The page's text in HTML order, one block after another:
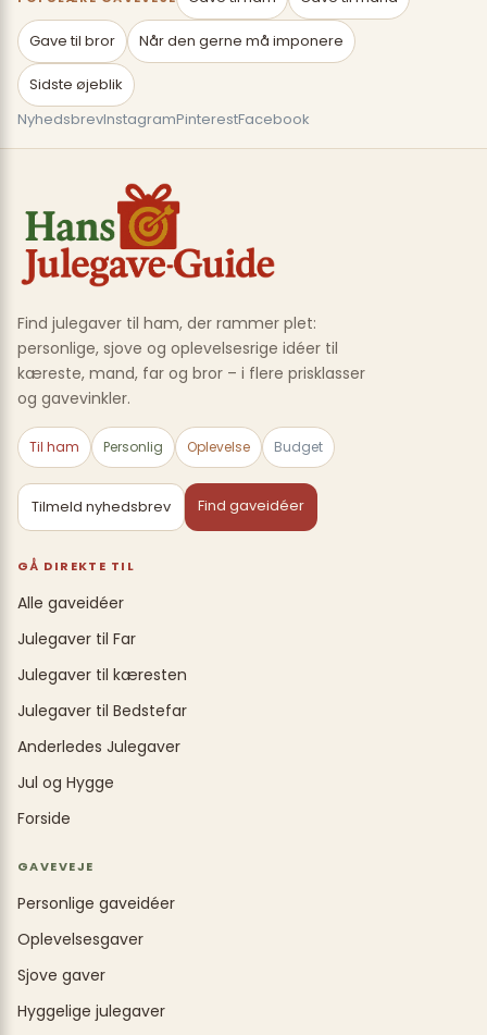
Gave til bror Når den gerne må imponere
Sidste øjeblik
NyhedsbrevInstagramPinterestFacebook
Find julegaver til ham, der rammer plet:
personlige, sjove og oplevelsesrige idéer til
kæreste, mand, far og bror – i flere prisklasser
og gavevinkler.
Til ham Personlig Oplevelse Budget
Tilmeld nyhedsbrev Find gaveidéer
GÅ DIREKTE TIL
Alle gaveidéer
Julegaver til Far
Julegaver til kæresten
Julegaver til Bedstefar
Anderledes Julegaver
Jul og Hygge
Forside
GAVEVEJE
Personlige gaveidéer
Oplevelsesgaver
Sjove gaver
Hyggelige julegaver